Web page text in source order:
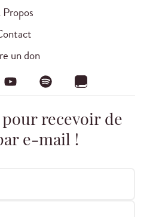
un don
recevoir de
e-mail !